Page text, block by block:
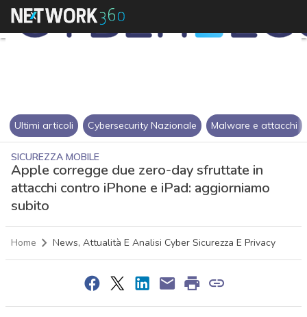
Ultimi articoli Cybersecurity Nazionale Malware e attacchi
SICUREZZA MOBILE
Apple corregge due zero-day sfruttate in
attacchi contro iPhone e iPad: aggiorniamo
subito
Home News, Attualità E Analisi Cyber Sicurezza E Privacy